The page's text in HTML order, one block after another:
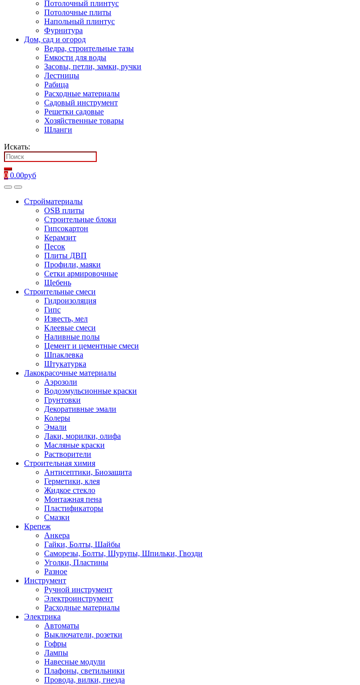
Потолочный плинтус
Потолочные плиты
Напольный плинтус
Фурнитура
Дом, сад и огород
Ведра, строительные тазы
Емкости для воды
Засовы, петли, замки, ручки
Лестницы
Рабица
Расходные материалы
Садовый инструмент
Решетки садовые
Хозяйственные товары
Шланги
Искать:
0 0.00руб
Стройматериалы
OSB плиты
Строительные блоки
Гипсокартон
Керамзит
Песок
Плиты ДВП
Профили, маяки
Сетки армировочные
Щебень
Строительные смеси
Гидроизоляция
Гипс
Известь, мел
Клеевые смеси
Наливные полы
Цемент и цементные смеси
Шпаклевка
Штукатурка
Лакокрасочные материалы
Аэрозоли
Водоэмульсионные краски
Грунтовки
Декоративные эмали
Колеры
Эмали
Лаки, морилки, олифа
Масляные краски
Растворители
Строительная химия
Антисептики, Биозащита
Герметики, клея
Жидкое стекло
Монтажная пена
Пластификаторы
Смазки
Крепеж
Анкера
Гайки, Болты, Шайбы
Саморезы, Болты, Шурупы, Шпильки, Гвозди
Уголки, Пластины
Разное
Инструмент
Ручной инструмент
Электроинструмент
Расходные материалы
Электрика
Автоматы
Выключатели, розетки
Гофры
Лампы
Навесные модули
Плафоны, светильники
Провода, вилки, гнезда